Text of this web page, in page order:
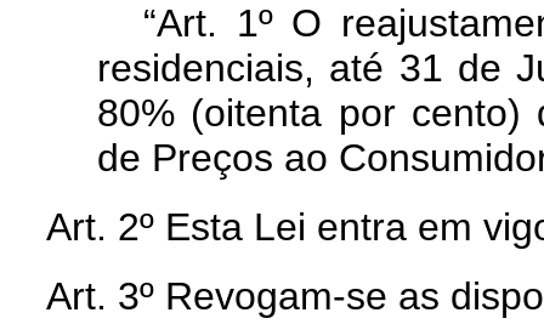
“Art. 1º O
residenciais, até 31 de
80% (oitenta por cento)
de Preços ao
Art. 2º Esta Lei entra em
Art. 3º Revogam-se as